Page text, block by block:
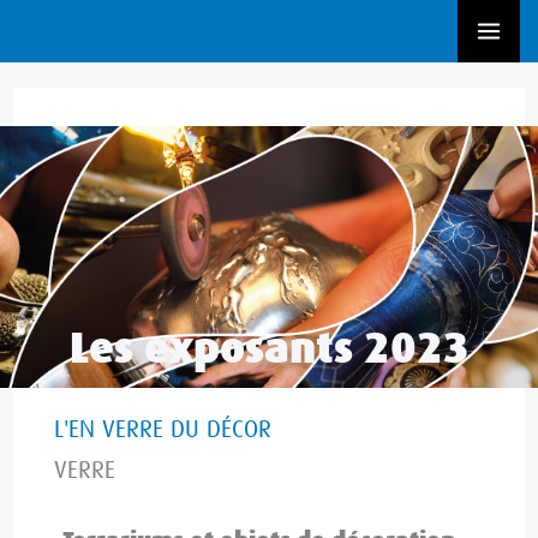
Exposant 2023,Verre
Les exposants 2023
L'EN VERRE DU DÉCOR
VERRE